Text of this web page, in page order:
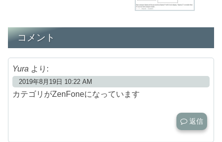
コメント
Yura より:
2019年8月19日 10:22 AM
カテゴリがZenFoneになっています
返信